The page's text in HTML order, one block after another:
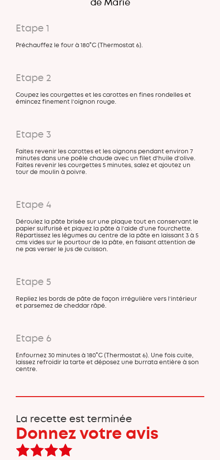
Etape 1
Préchauffez le four à 180°C (Thermostat 6).
Etape 2
Coupez les courgettes et les carottes en fines rondelles et
émincez finement l’oignon rouge.
Etape 3
Faites revenir les carottes et les oignons pendant environ 7
minutes dans une poêle chaude avec un filet d’huile d’olive.
Faites revenir les courgettes 5 minutes, salez et ajoutez un
tour de moulin à poivre.
Etape 4
Déroulez la pâte brisée sur une plaque tout en conservant le
papier sulfurisé et piquez la pâte à l’aide d’une fourchette.
Répartissez les légumes au centre de la pâte en laissant 3 à 5
cms vides sur le pourtour de la pâte, en faisant attention de
ne pas verser le jus de cuisson.
Etape 5
Repliez les bords de pâte de façon irrégulière vers l’intérieur
et parsemez de cheddar râpé.
Etape 6
Enfournez 30 minutes à 180°C (Thermostat 6). Une fois cuite,
laissez refroidir la tarte et déposez une burrata entière à son
centre.
La recette est terminée
Donnez votre avis